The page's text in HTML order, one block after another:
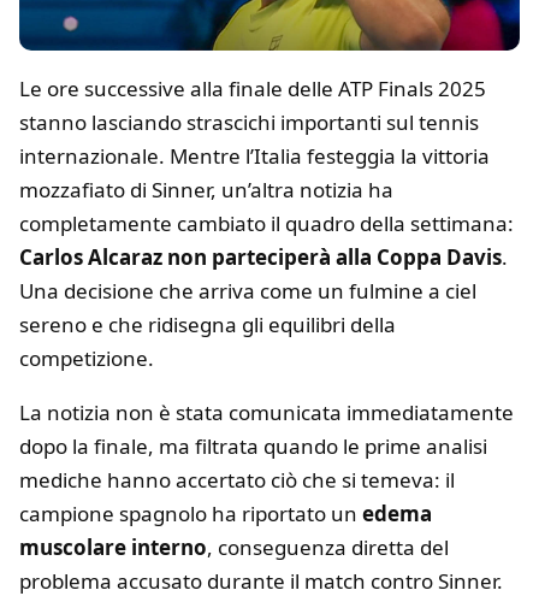
Le ore successive alla finale delle ATP Finals 2025
stanno lasciando strascichi importanti sul tennis
internazionale. Mentre l’Italia festeggia la vittoria
mozzafiato di Sinner, un’altra notizia ha
completamente cambiato il quadro della settimana:
Carlos Alcaraz non parteciperà alla Coppa Davis.
Una decisione che arriva come un fulmine a ciel
sereno e che ridisegna gli equilibri della
competizione.
La notizia non è stata comunicata immediatamente
dopo la finale, ma filtrata quando le prime analisi
mediche hanno accertato ciò che si temeva: il
campione spagnolo ha riportato un edema
muscolare interno, conseguenza diretta del
problema accusato durante il match contro Sinner.